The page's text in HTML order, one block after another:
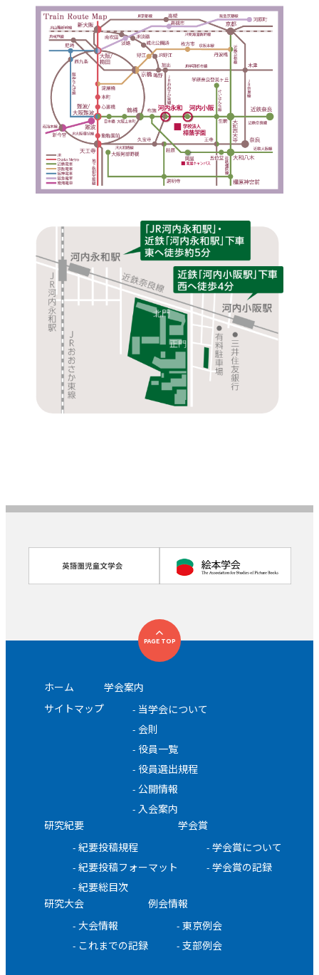
PAGE TOP
ホーム
サイトマップ
学会案内
当学会について
会則
役員一覧
役員選出規程
公開情報
入会案内
研究紀要
紀要投稿規程
紀要投稿フォーマット
紀要総目次
学会賞
学会賞について
学会賞の記録
研究大会
大会情報
これまでの記録
例会情報
東京例会
支部例会